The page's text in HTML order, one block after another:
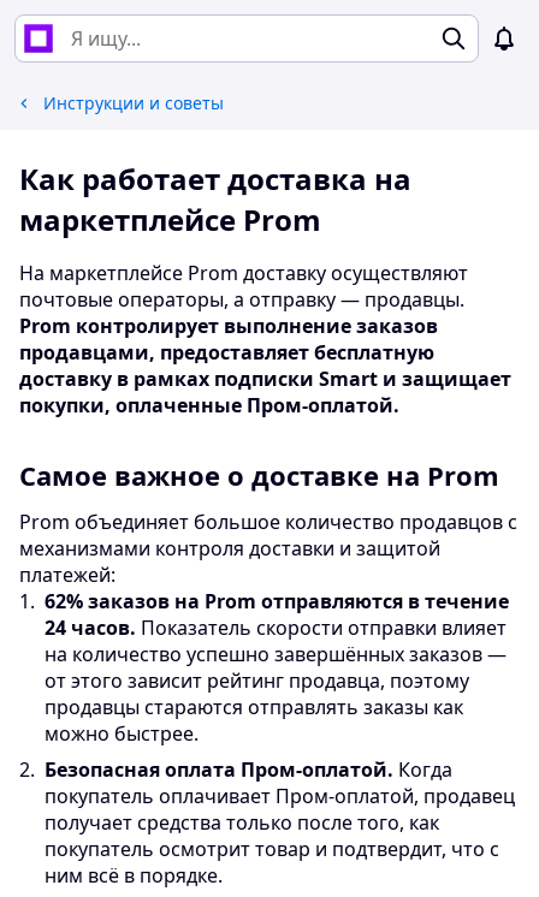
Инструкции и советы
Как работает доставка на
маркетплейсе Prom
На маркетплейсе Prom доставку осуществляют
почтовые операторы, а отправку — продавцы.
Prom контролирует выполнение заказов
продавцами, предоставляет бесплатную
доставку в рамках подписки Smart и защищает
покупки, оплаченные Пром-оплатой.
Самое важное о доставке на Prom
Prom объединяет большое количество продавцов с
механизмами контроля доставки и защитой
платежей:
1. 62% заказов на Prom отправляются в течение
24 часов. Показатель скорости отправки влияет
на количество успешно завершённых заказов —
от этого зависит рейтинг продавца, поэтому
продавцы стараются отправлять заказы как
можно быстрее.
2. Безопасная оплата Пром-оплатой. Когда
покупатель оплачивает Пром-оплатой, продавец
получает средства только после того, как
покупатель осмотрит товар и подтвердит, что с
ним всё в порядке.